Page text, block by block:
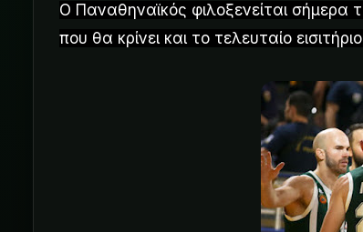
Ο Παναθηναϊκός φιλοξενείται
που θα κρίνει και το τελευταίο